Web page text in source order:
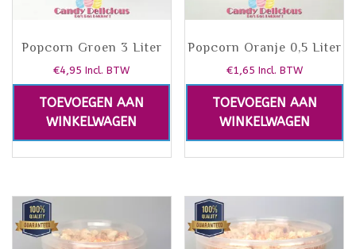
Popcorn Groen 3 Liter
€4,95 Incl. BTW
TOEVOEGEN AAN
WINKELWAGEN
Popcorn Oranje 0,5 Liter
€1,65 Incl. BTW
TOEVOEGEN AAN
WINKELWAGEN